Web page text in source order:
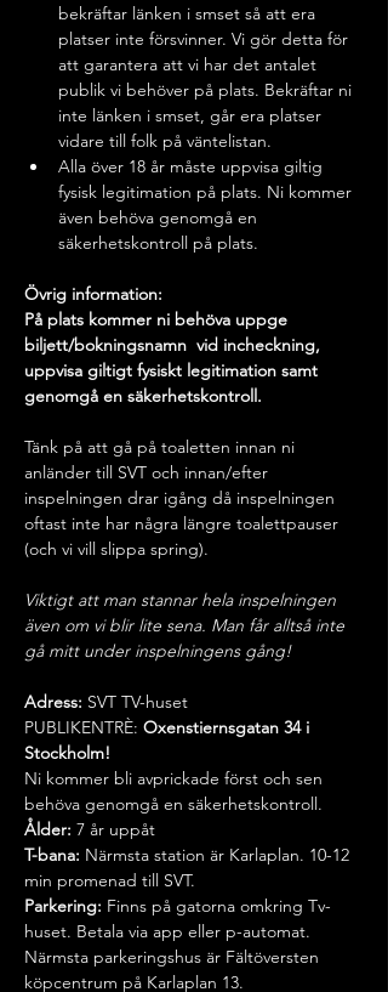
bekräftar länken i smset så att era
platser inte försvinner. Vi gör detta för
att garantera att vi har det antalet
publik vi behöver på plats. Bekräftar ni
inte länken i smset, går era platser
vidare till folk på väntelistan.
Alla över 18 år måste uppvisa giltig
fysisk legitimation på plats. Ni kommer
även behöva genomgå en
säkerhetskontroll på plats.
Övrig information:
På plats kommer ni behöva uppge
biljett/bokningsnamn  vid incheckning,
uppvisa giltigt fysiskt legitimation samt
genomgå en säkerhetskontroll.
Tänk på att gå på toaletten innan ni
anländer till SVT och innan/efter
inspelningen drar igång då inspelningen
oftast inte har några längre toalettpauser
(och vi vill slippa spring).
Viktigt att man stannar hela inspelningen
även om vi blir lite sena. Man får alltså inte
gå mitt under inspelningens gång!
Adress: SVT TV-huset
PUBLIKENTRÈ: Oxenstiernsgatan 34 i
Stockholm!
Ni kommer bli avprickade först och sen
behöva genomgå en säkerhetskontroll.
Ålder: 7 år uppåt
T-bana: Närmsta station är Karlaplan. 10-12
min promenad till SVT.
Parkering: Finns på gatorna omkring Tv-
huset. Betala via app eller p-automat.
Närmsta parkeringshus är Fältöversten
köpcentrum på Karlaplan 13.